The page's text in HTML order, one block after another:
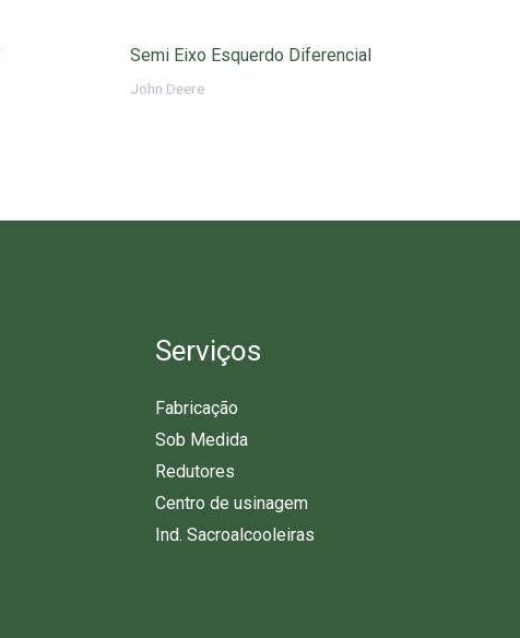
Semi Eixo Esquerdo Diferencial
John Deere
Serviços
Fabricação
Sob Medida
Redutores
Centro de usinagem
Ind. Sacroalcooleiras